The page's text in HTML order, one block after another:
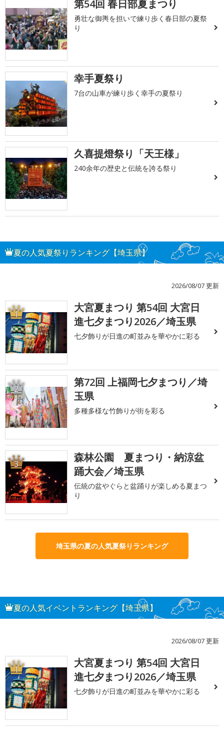
第54回 春日部夏まつり
勇壮な御輿を担いで練り歩く春日部の夏祭
り
幸手夏祭り
7台の山車が練り歩く幸手の夏祭り
久喜提燈祭り「天王様」
240余年の歴史と伝統を誇る祭り
夏の人気夏祭りランキング【埼玉県】
2026/08/07 更新
1
大宮夏まつり 第54回 大宮日
進七夕まつり2026／埼玉県
七夕飾りが日進の町並みを華やかに彩る
2
第72回 上福岡七夕まつり／埼
玉県
多種多様な竹飾りが街を彩る
3
森林公園 夏まつり・納涼盆
踊大会／埼玉県
伝統の盆やぐらと盆踊りが楽しめる夏まつ
り
埼玉県の夏の人気夏祭りランキング
夏の人気イベントランキング【埼玉県】
2026/08/07 更新
1
大宮夏まつり 第54回 大宮日
進七夕まつり2026／埼玉県
七夕飾りが日進の町並みを華やかに彩る